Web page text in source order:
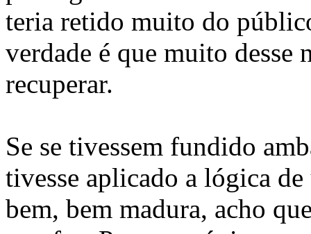
teria retido muito do
verdade é que muito desse
recuperar.
Se se tivessem fundido
tivesse aplicado a lógica
bem, bem madura, acho